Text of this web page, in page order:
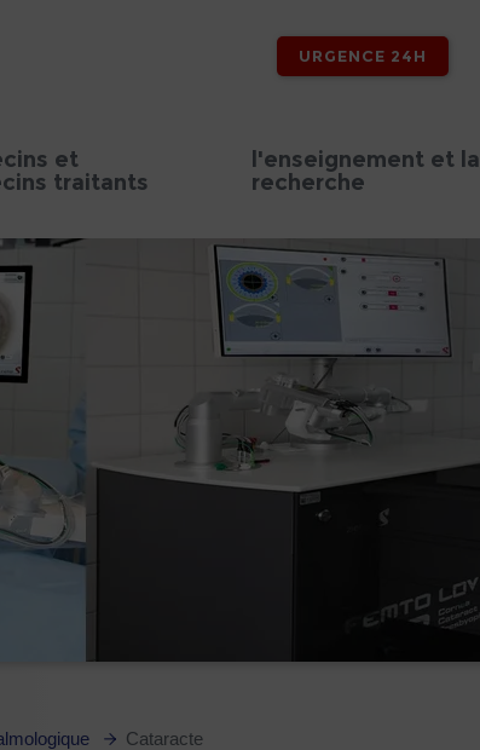
URGENCE 24H
et
traitants
l'enseignement et la
recherche
Cataracte